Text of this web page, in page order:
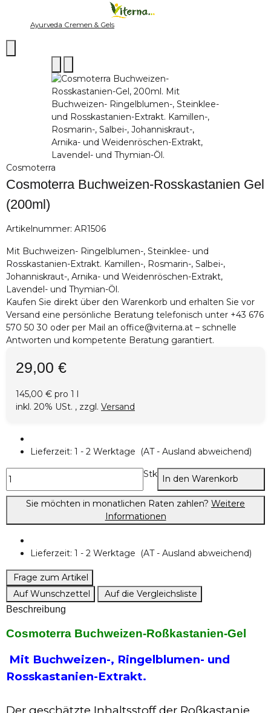
Ayurveda Cremen & Gels
Cosmoterra
Cosmoterra Buchweizen-Rosskastanien Gel
(200ml)
Artikelnummer: AR1506
Mit Buchweizen- Ringelblumen-, Steinklee- und
Rosskastanien-Extrakt. Kamillen-, Rosmarin-, Salbei-,
Johanniskraut-, Arnika- und Weidenröschen-Extrakt,
Lavendel- und Thymian-Öl.
Kaufen Sie direkt über den Warenkorb und erhalten Sie vor
Versand eine persönliche Beratung telefonisch unter +43 676
570 50 30 oder per Mail an office@viterna.at – schnelle
Antworten und kompetente Beratung garantiert.
29,00 €
145,00 € pro 1 l
inkl. 20% USt. , zzgl. Versand
Lieferzeit: 1 - 2 Werktage (AT - Ausland abweichend)
Stk In den Warenkorb
Sie möchten in monatlichen Raten zahlen? Weitere
Informationen
Lieferzeit: 1 - 2 Werktage (AT - Ausland abweichend)
Frage zum Artikel
Auf Wunschzettel
Auf die Vergleichsliste
Beschreibung
Cosmoterra Buchweizen-Roßkastanien-Gel
Mit Buchweizen-, Ringelblumen- und
Rosskastanien-Extrakt.